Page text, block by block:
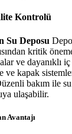
Kontrolü
Su Deposu
kritik
ve dayanıklı
ve kapak
bakım ile
ulaşabilir.
Avantajı